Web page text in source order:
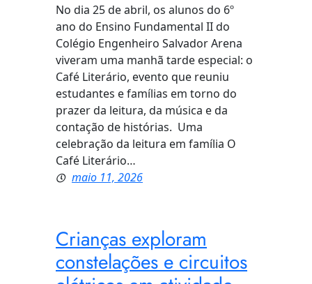
No dia 25 de abril, os alunos do 6º
ano do Ensino Fundamental II do
Colégio Engenheiro Salvador Arena
viveram uma manhã tarde especial: o
Café Literário, evento que reuniu
estudantes e famílias em torno do
prazer da leitura, da música e da
contação de histórias. Uma
celebração da leitura em família O
Café Literário…
maio 11, 2026
Crianças exploram
constelações e circuitos